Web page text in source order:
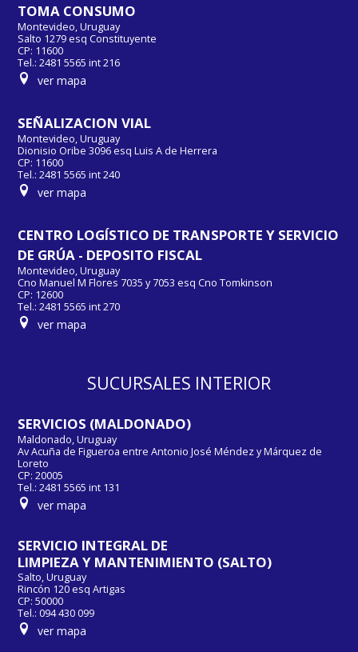
TOMA CONSUMO
Montevideo, Uruguay
Salto 1279 esq Constituyente
CP: 11600
Tel.: 2481 5565 int 216
ver mapa
SEÑALIZACION VIAL
Montevideo, Uruguay
Dionisio Oribe 3096 esq Luis A de Herrera
CP: 11600
Tel.: 2481 5565 int 240
ver mapa
CENTRO LOGÍSTICO DE TRANSPORTE Y SERVICIO
DE GRÚA - DEPOSITO FISCAL
Montevideo, Uruguay
Cno Manuel M Flores 7035 y 7053 esq Cno Tomkinson
CP: 12600
Tel.: 2481 5565 int 270
ver mapa
SUCURSALES INTERIOR
SERVICIOS (MALDONADO)
Maldonado, Uruguay
Av Acuña de Figueroa entre Antonio José Méndez y Márquez de
Loreto
CP: 20005
Tel.: 2481 5565 int 131
ver mapa
SERVICIO INTEGRAL DE
LIMPIEZA Y MANTENIMIENTO (SALTO)
Salto, Uruguay
Rincón 120 esq Artigas
CP: 50000
Tel.: 094 430 099
ver mapa